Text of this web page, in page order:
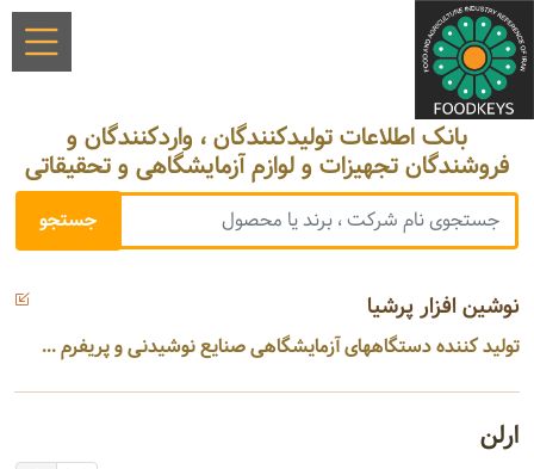
بانک اطلاعات تولیدکنندگان ، واردکنندگان و
فروشندگان تجهیزات و لوازم آزمایشگاهی و تحقیقاتی
نوشین افزار پرشیا
تولید کننده دستگاههای آزمایشگاهی صنایع نوشیدنی و پریفرم ...
ارلن